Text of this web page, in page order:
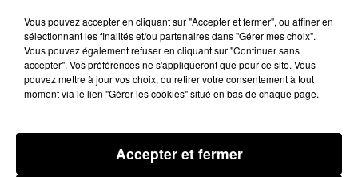
29 mai 2026 - 4 min 11 sec
LES INFOS DU TARN ET GARONNE DU
29/05/2026 À 06H59
Podcasts infos du Tarn et Garonne
Vous pouvez accepter en cliquant sur "Accepter et fermer", ou affiner en
sélectionnant les finalités et/ou partenaires dans "Gérer mes choix".
Vous pouvez également refuser en cliquant sur "Continuer sans
accepter". Vos préférences ne s'appliqueront que pour ce site. Vous
pouvez mettre à jour vos choix, ou retirer votre consentement à tout
moment via le lien "Gérer les cookies" situé en bas de chaque page.
Accepter et fermer